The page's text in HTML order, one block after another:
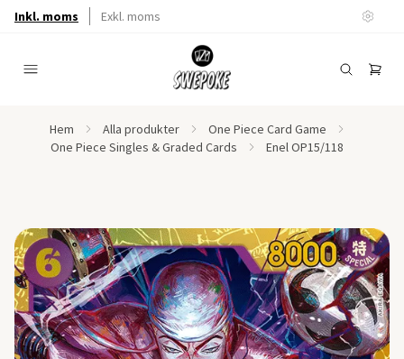
Inkl. moms Exkl. moms
Hem Alla produkter
One Piece Card Game
One Piece Singles & Graded Cards
Enel OP15/118